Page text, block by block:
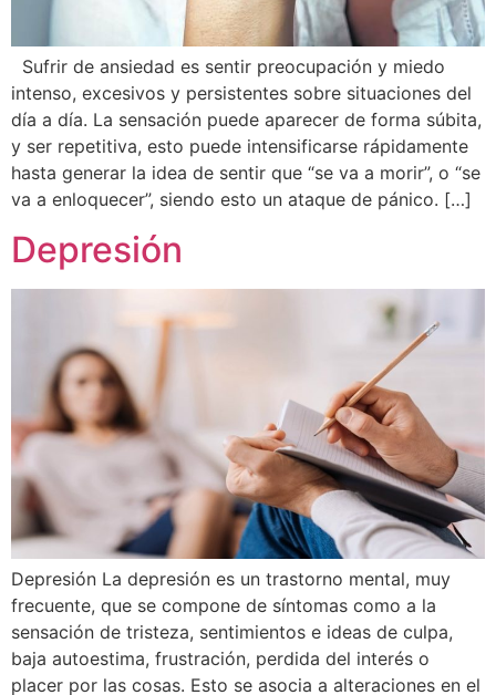
Sufrir de ansiedad es sentir preocupación y miedo
intenso, excesivos y persistentes sobre situaciones del
día a día. La sensación puede aparecer de forma súbita,
y ser repetitiva, esto puede intensificarse rápidamente
hasta generar la idea de sentir que “se va a morir”, o “se
va a enloquecer”, siendo esto un ataque de pánico. […]
Depresión
Depresión La depresión es un trastorno mental, muy
frecuente, que se compone de síntomas como a la
sensación de tristeza, sentimientos e ideas de culpa,
baja autoestima, frustración, perdida del interés o
placer por las cosas. Esto se asocia a alteraciones en el